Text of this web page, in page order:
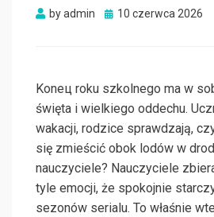
byadmin
Posted
10 czerwca 2026
Konец roku szkolnego ma w
święta i wielkiego oddechu.
wakacji, rodzice sprawdzają,
się zmieścić obok lodów w
nauczyciele? Nauczyciele
tyle emocji, że spokojnie
sezonów serialu. To właśnie